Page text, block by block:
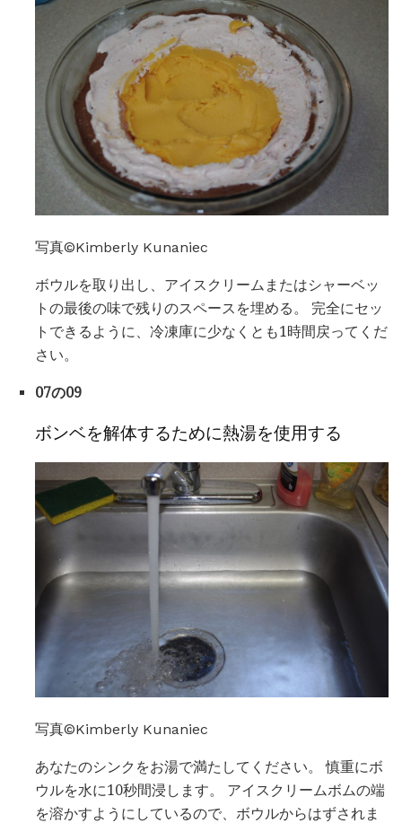
写真©Kimberly Kunaniec
ボウルを取り出し、アイスクリームまたはシャーベッ
トの最後の味で残りのスペースを埋める。 完全にセッ
トできるように、冷凍庫に少なくとも1時間戻ってくだ
さい。
07の09
ボンベを解体するために熱湯を使用する
写真©Kimberly Kunaniec
あなたのシンクをお湯で満たしてください。 慎重にボ
ウルを水に10秒間浸します。 アイスクリームボムの端
を溶かすようにしているので、ボウルからはずされま